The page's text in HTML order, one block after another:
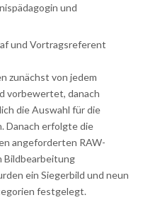
und
und Vortragsreferent
zunächst von jedem
vorbewertet, danach
die Auswahl für die
Danach erfolgte die
angeforderten RAW-
Bildbearbeitung
ein Siegerbild und neun
festgelegt.